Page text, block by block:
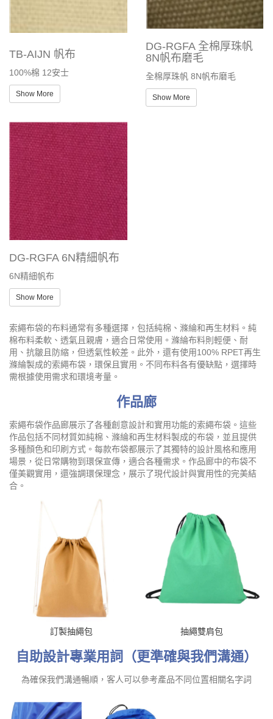
TB-AIJN 帆布
100%棉 12安士
Show More
DG-RGFA 全棉厚珠帆
8N帆布磨毛
全棉厚珠帆 8N帆布磨毛
Show More
DG-RGFA 6N精細帆布
6N精細帆布
Show More
索繩布袋的布料通常有多種選擇，包括純棉、滌綸和再生材料。純
棉布料柔軟、透氣且親膚，適合日常使用。滌綸布料則輕便、耐
用、抗皺且防縮，但透氣性較差。此外，還有使用100% RPET再生
滌綸製成的索繩布袋，環保且實用。不同布料各有優缺點，選擇時
需根據使用需求和環境考量。
作品廊
索繩布袋作品廊展示了各種創意設計和實用功能的索繩布袋。這些
作品包括不同材質如純棉、滌綸和再生材料製成的布袋，並且提供
多種顏色和印刷方式。每款布袋都展示了其獨特的設計風格和應用
場景，從日常購物到環保宣傳，適合各種需求。作品廊中的布袋不
僅美觀實用，還強調環保理念，展示了現代設計與實用性的完美結
合。
訂製抽繩包 抽繩雙肩包
自助設計專業用詞（更準確與我們溝通）
為確保我們溝通暢順，客人可以參考產品不同位置相關名字詞